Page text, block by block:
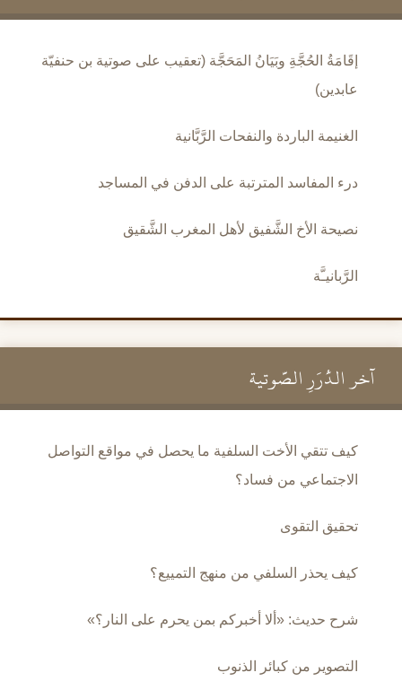
إقَامَةُ الحُجَّةِ وبَيَانُ المَحَجَّة (تعقيب على صوتية بن حنفيّة
عابدين)
الغنيمة الباردة والنفحات الرَّبَّانية
درء المفاسد المترتبة على الدفن في المساجد
نصيحة الأخ الشَّفيق لأهل المغرب الشَّقيق
الرَّبانيـَّة
آخر الدُّرَرِ الصَّوتية
كيف تتقي الأخت السلفية ما يحصل في مواقع التواصل
الاجتماعي من فساد؟
تحقيق التقوى
كيف يحذر السلفي من منهج التمييع؟
شرح حديث: «ألا أخبركم بمن يحرم على النار؟»
التصوير من كبائر الذنوب